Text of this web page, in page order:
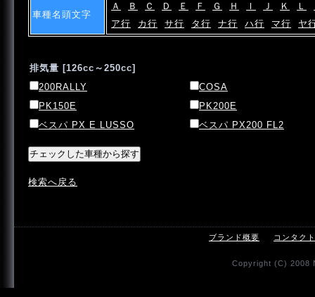
車種名頭文字
Ａ Ｂ Ｃ Ｄ Ｅ Ｆ Ｇ Ｈ Ｉ Ｊ Ｋ Ｌ
ア行
カ行 サ行 タ行 ナ行 ハ行 マ行 ヤ
排気量 [126cc～250cc]
200RALLY
COSA
PK150E
PK200E
ベスパ PX E LUSSO
ベスパ PX200 FL2
検索へ戻る
ブランド概要 コンタクト
Copyright (C) 2008